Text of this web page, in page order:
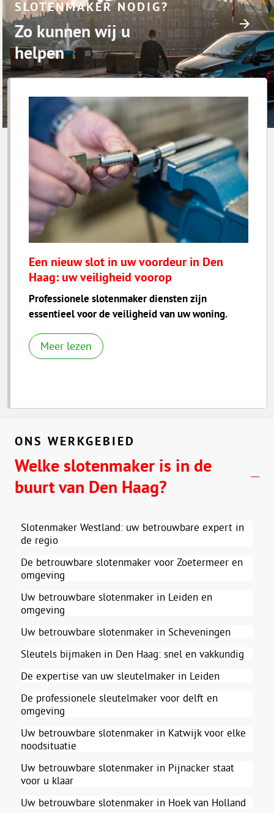
SLOTENMAKER NODIG?
Zo kunnen wij u
helpen
Een nieuw slot in uw voordeur in Den
Haag: uw veiligheid voorop
Professionele slotenmaker diensten zijn
essentieel voor de veiligheid van uw woning.
Meer lezen
ONS WERKGEBIED
Welke slotenmaker is in de
buurt van Den Haag?
Slotenmaker Westland: uw betrouwbare expert in
de regio
De betrouwbare slotenmaker voor Zoetermeer en
omgeving
Uw betrouwbare slotenmaker in Leiden en
omgeving
Uw betrouwbare slotenmaker in Scheveningen
Sleutels bijmaken in Den Haag: snel en vakkundig
De expertise van uw sleutelmaker in Leiden
De professionele sleutelmaker voor delft en
omgeving
Uw betrouwbare slotenmaker in Katwijk voor elke
noodsituatie
Uw betrouwbare slotenmaker in Pijnacker staat
voor u klaar
Uw betrouwbare slotenmaker in Hoek van Holland